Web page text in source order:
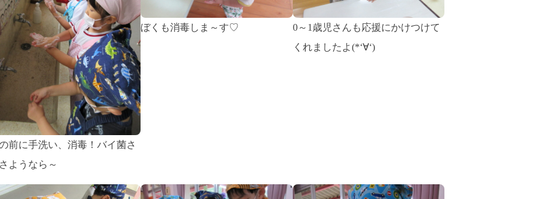
前に手洗い、消毒！バイ菌さ
ようなら～
ぼくも消毒しま～す♡
0～1歳児さんも応援にかけつけて
くれましたよ(*‘∀‘)